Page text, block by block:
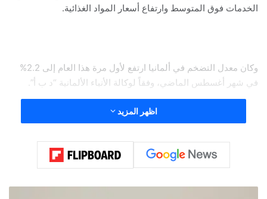
الخدمات فوق المتوسط وارتفاع أسعار المواد الغذائية.
وكان معدل التضخم في ألمانيا ارتفع لأول مرة هذا العام إلى 2.2%
في شهر أغسطس الماضي، وفقاً لوكالة الأنباء الألمانية “د ب أ”.
اظهر المزيد